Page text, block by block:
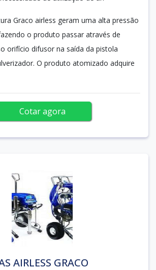
Graco airless geram uma alta pressão
o produto passar através de
orifício difusor na saída da pistola
O produto atomizado adquire
Cotar agora
AIRLESS GRACO